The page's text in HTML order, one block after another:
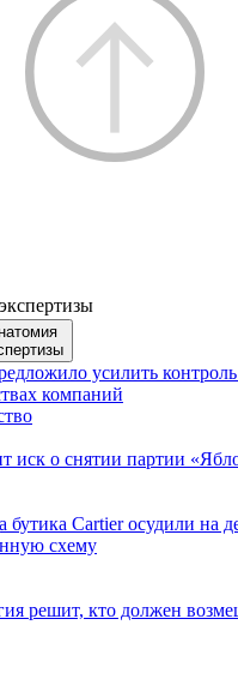
усилить контроль
компаний
иск о снятии партии
бутика Cartier осудили на
схему
решит, кто должен